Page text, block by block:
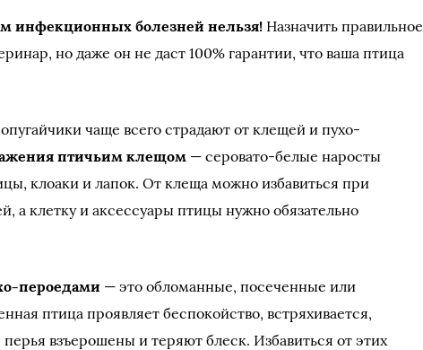
инфекционных болезней нельзя! Назначить правильное
но даже он не даст 100% гарантии, что ваша птица
чаще всего страдают от клещей и пухо-
птичьим клещом — серовато-белые наросты
клоаки и лапок. От клеща можно избавиться при
а клетку и аксессуары птицы нужно обязательно
пероедами — это обломанные, посеченные или
птица проявляет беспокойство, встряхивается,
взъерошены и теряют блеск. Избавиться от этих